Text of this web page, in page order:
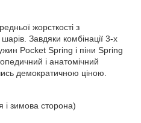
жорсткості з
Завдяки комбінації 3-х
Pocket Spring і піни Spring
і анатомічний
демократичною ціною.
і зимова сторона)